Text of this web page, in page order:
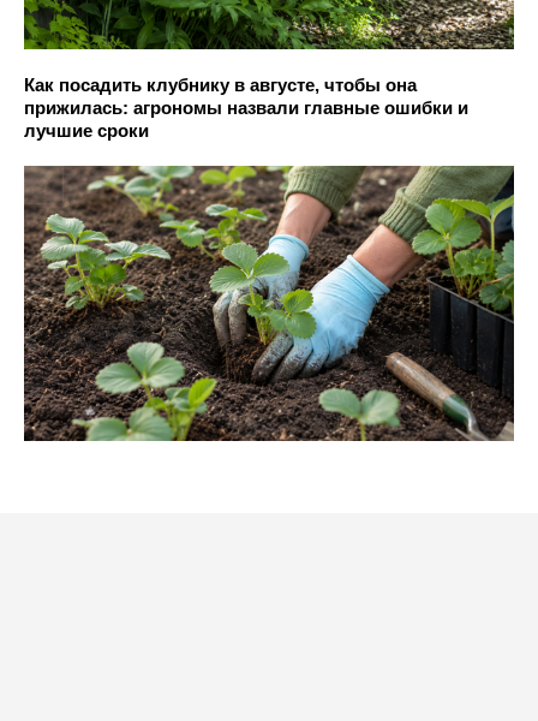
Как посадить клубнику в августе, чтобы она
прижилась: агрономы назвали главные ошибки и
лучшие сроки